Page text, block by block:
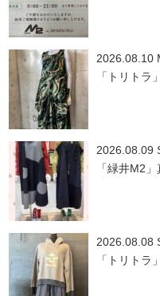
2026.08.10
「トリトラ
2026.08.09
「緑井M2
2026.08.08
「トリトラ